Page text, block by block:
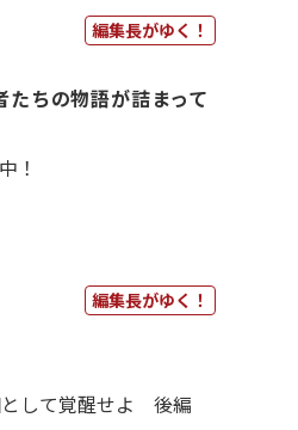
編集長がゆく！
ちの物語が詰まって
！
編集長がゆく！
して覚醒せよ 後編